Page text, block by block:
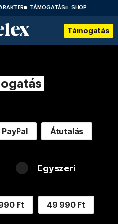
TÁMOGATÁS SHOP
Támogatás
PayPal Átutalás
Egyszeri
Ft 49 990 Ft